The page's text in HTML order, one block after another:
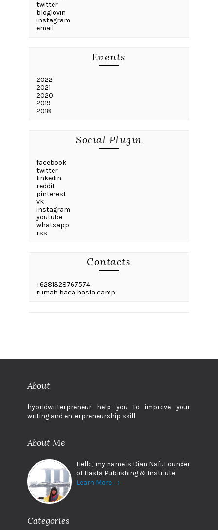
twitter
bloglovin
instagram
email
Events
2022
2021
2020
2019
2018
Social Plugin
facebook
twitter
linkedin
reddit
pinterest
vk
instagram
youtube
whatsapp
rss
Contacts
+6281328767574
rumah baca hasfa camp
About
hybridwriterpreneur help you to improve your
writing and enterpreneurship skill
About Me
Hello, my name is Dian Nafi. Founder
of Hasfa Publishing & Institute
Learn More →
Categories